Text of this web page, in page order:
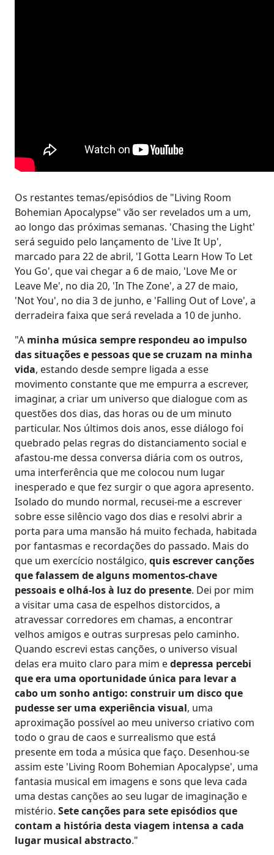
Os restantes temas/episódios de "Living Room
Bohemian Apocalypse" vão ser revelados um a um,
ao longo das próximas semanas. 'Chasing the Light'
será seguido pelo lançamento de 'Live It Up',
marcado para 22 de abril, 'I Gotta Learn How To Let
You Go', que vai chegar a 6 de maio, 'Love Me or
Leave Me', no dia 20, 'In The Zone', a 27 de maio,
'Not You', no dia 3 de junho, e 'Falling Out of Love', a
derradeira faixa que será revelada a 10 de junho.
"A minha música sempre respondeu ao impulso
das situações e pessoas que se cruzam na minha
vida, estando desde sempre ligada a esse
movimento constante que me empurra a escrever,
imaginar, a criar um universo que dialogue com as
questões dos dias, das horas ou de um minuto
particular. Nos últimos dois anos, esse diálogo foi
quebrado pelas regras do distanciamento social e
afastou-me dessa conversa diária com os outros,
uma interferência que me colocou num lugar
inesperado e que fez surgir o que agora apresento.
Isolado do mundo normal, recusei-me a escrever
sobre esse silêncio vago dos dias e resolvi abrir a
porta para uma mansão há muito fechada, habitada
por fantasmas e recordações do passado. Mais do
que um exercício nostálgico, quis escrever canções
que falassem de alguns momentos-chave
pessoais e olhá-los à luz do presente. Dei por mim
a visitar uma casa de espelhos distorcidos, a
atravessar corredores em chamas, a encontrar
velhos amigos e outras surpresas pelo caminho.
Quando escrevi estas canções, o universo visual
delas era muito claro para mim edepressa percebi
que era uma oportunidade única para levar a
cabo um sonho antigo: construir um disco que
pudesse ser uma experiência visual, uma
aproximação possível ao meu universo criativo com
todo o grau de caos e surrealismo que está
presente em toda a música que faço. Desenhou-se
assim este 'Living Room Bohemian Apocalypse', uma
fantasia musical em imagens e sons que leva cada
uma destas canções ao seu lugar de imaginação e
mistério. Sete canções para sete episódios que
contam a história desta viagem intensa a cada
lugar musical abstracto."